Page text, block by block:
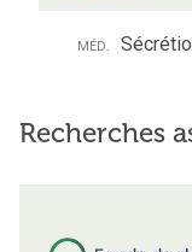
méd.
Recherches